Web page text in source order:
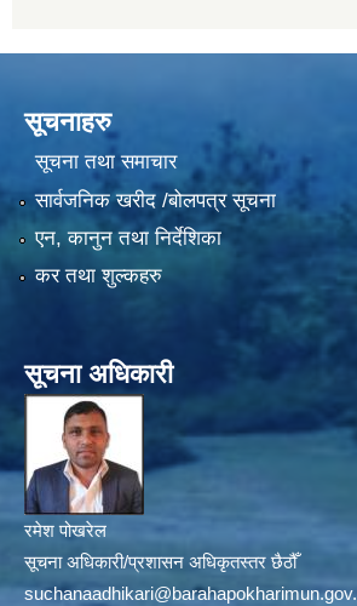
सूचनाहरु
सूचना तथा समाचार
सार्वजनिक खरीद /बोलपत्र सूचना
एन, कानुन तथा निर्देशिका
कर तथा शुल्कहरु
सूचना अधिकारी
रमेश पोखरेल
सूचना अधिकारी/प्रशासन अधिकृतस्तर छैठौँ